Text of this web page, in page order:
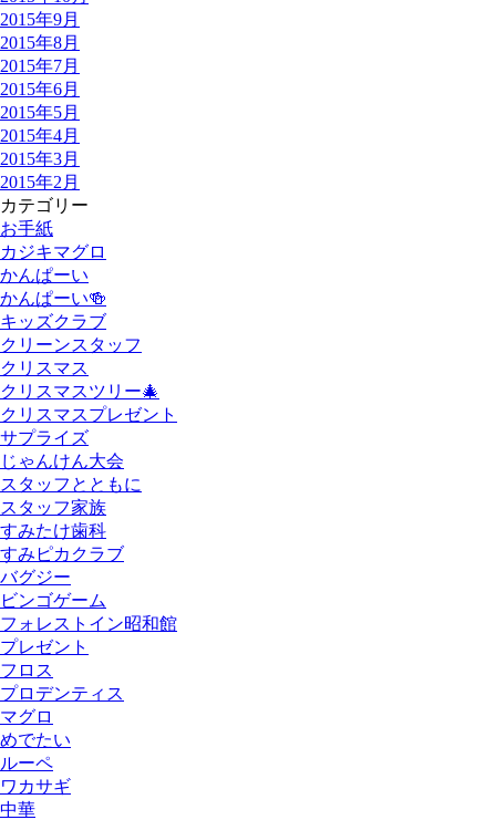
2015年9月
2015年8月
2015年7月
2015年6月
2015年5月
2015年4月
2015年3月
2015年2月
カテゴリー
お手紙
カジキマグロ
かんぱーい
かんぱーい🍻
キッズクラブ
クリーンスタッフ
クリスマス
クリスマスツリー🎄
クリスマスプレゼント
サプライズ
じゃんけん大会
スタッフとともに
スタッフ家族
すみたけ歯科
すみピカクラブ
バグジー
ビンゴゲーム
フォレストイン昭和館
プレゼント
フロス
プロデンティス
マグロ
めでたい
ルーペ
ワカサギ
中華